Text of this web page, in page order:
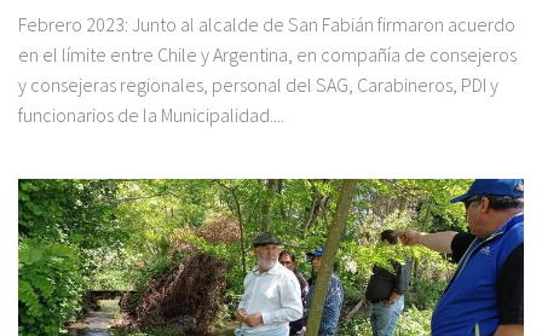
Febrero 2023: Junto al alcalde de San Fabián firmaron acuerdo
en el límite entre Chile y Argentina, en compañía de consejeros
y consejeras regionales, personal del SAG, Carabineros, PDI y
funcionarios de la Municipalidad....